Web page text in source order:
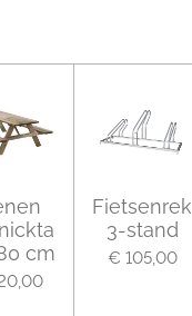
cm
Fietsenrek
3-stand
€ 105,00